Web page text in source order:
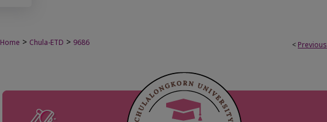
< Previous
Home > Chula-ETD > 9686